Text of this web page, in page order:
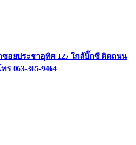
อยประชาอุทิศ 127 ใกล้บิ๊กซี ติดถนน
063-365-9464